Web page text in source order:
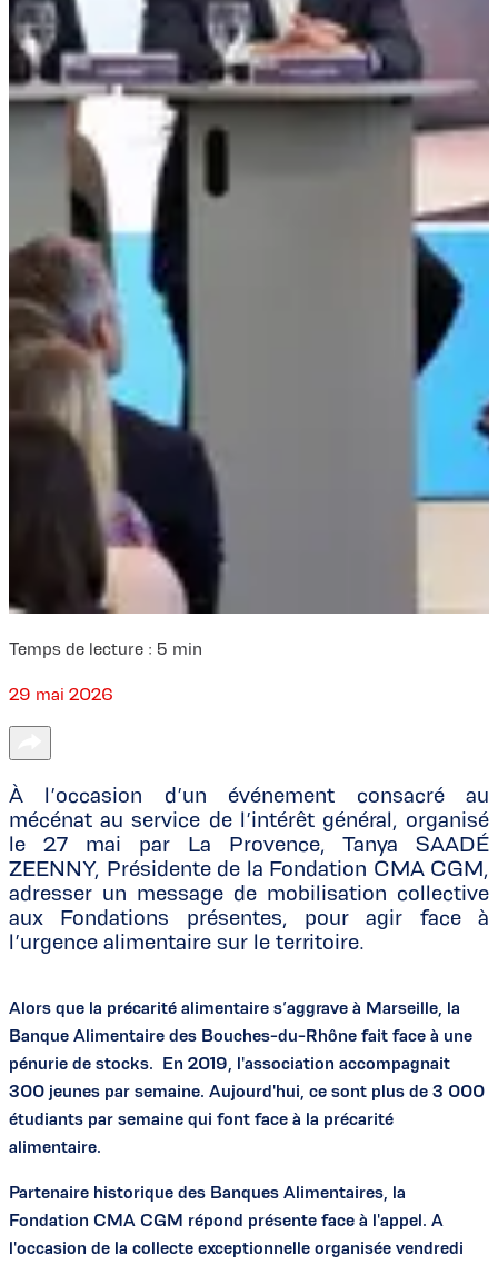
Temps de lecture : 5 min
29 mai 2026
À l’occasion d’un événement consacré au
mécénat au service de l’intérêt général, organisé
le 27 mai par La Provence, Tanya SAADÉ
ZEENNY, Présidente de la Fondation CMA CGM,
adresser un message de mobilisation collective
aux Fondations présentes, pour agir face à
l’urgence alimentaire sur le territoire.
Alors que la précarité alimentaire s’aggrave à Marseille, la
Banque Alimentaire des Bouches-du-Rhône fait face à une
pénurie de stocks. En 2019, l'association accompagnait
300 jeunes par semaine. Aujourd'hui, ce sont plus de 3 000
étudiants par semaine qui font face à la précarité
alimentaire.
Partenaire historique des Banques Alimentaires, la
Fondation CMA CGM répond présente face à l'appel. A
l'occasion de la collecte exceptionnelle organisée vendredi